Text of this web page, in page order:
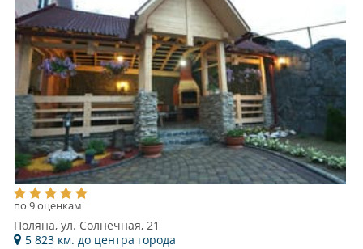
по 9 оценкам
Поляна, ул. Солнечная, 21
5 823 км. до центра города